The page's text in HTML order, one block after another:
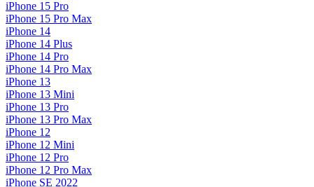
iPhone 15 Pro
iPhone 15 Pro Max
iPhone 14
iPhone 14 Plus
iPhone 14 Pro
iPhone 14 Pro Max
iPhone 13
iPhone 13 Mini
iPhone 13 Pro
iPhone 13 Pro Max
iPhone 12
iPhone 12 Mini
iPhone 12 Pro
iPhone 12 Pro Max
iPhone SE 2022